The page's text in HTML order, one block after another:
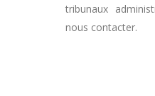
tribunaux
nous contacter.